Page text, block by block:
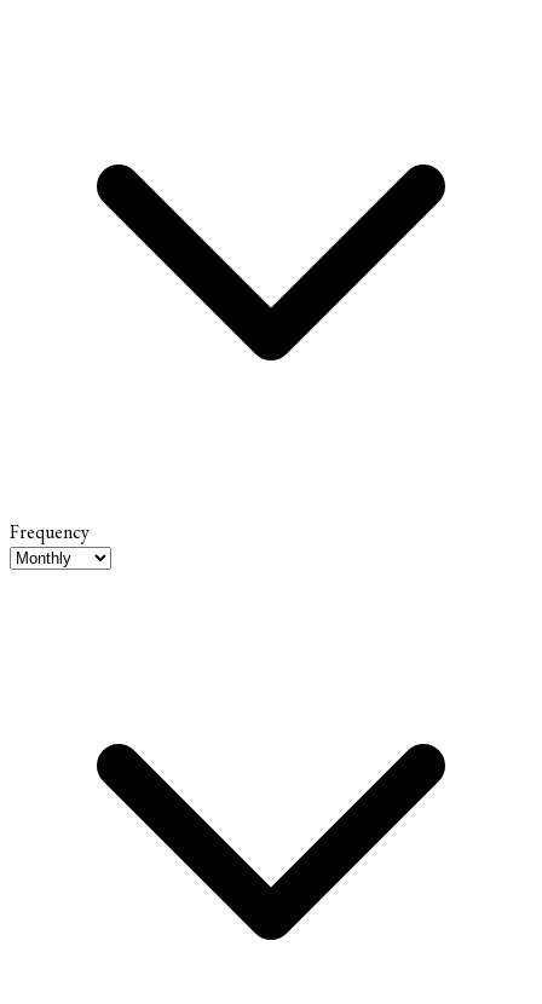
Frequency